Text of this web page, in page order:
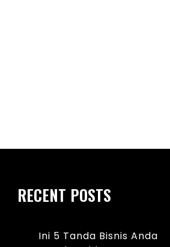
RECENT POSTS
Ini 5 Tanda Bisnis Anda